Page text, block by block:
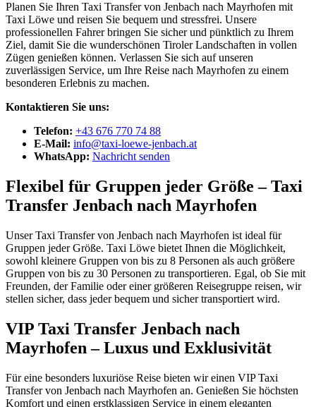
Planen Sie Ihren Taxi Transfer von Jenbach nach Mayrhofen mit
Taxi Löwe und reisen Sie bequem und stressfrei. Unsere
professionellen Fahrer bringen Sie sicher und pünktlich zu Ihrem
Ziel, damit Sie die wunderschönen Tiroler Landschaften in vollen
Zügen genießen können. Verlassen Sie sich auf unseren
zuverlässigen Service, um Ihre Reise nach Mayrhofen zu einem
besonderen Erlebnis zu machen.
Kontaktieren Sie uns:
Telefon: +43 676 770 74 88
E-Mail: info@taxi-loewe-jenbach.at
WhatsApp: Nachricht senden
Flexibel für Gruppen jeder Größe – Taxi
Transfer Jenbach nach Mayrhofen
Unser Taxi Transfer von Jenbach nach Mayrhofen ist ideal für
Gruppen jeder Größe. Taxi Löwe bietet Ihnen die Möglichkeit,
sowohl kleinere Gruppen von bis zu 8 Personen als auch größere
Gruppen von bis zu 30 Personen zu transportieren. Egal, ob Sie mit
Freunden, der Familie oder einer größeren Reisegruppe reisen, wir
stellen sicher, dass jeder bequem und sicher transportiert wird.
VIP Taxi Transfer Jenbach nach
Mayrhofen – Luxus und Exklusivität
Für eine besonders luxuriöse Reise bieten wir einen VIP Taxi
Transfer von Jenbach nach Mayrhofen an. Genießen Sie höchsten
Komfort und einen erstklassigen Service in einem eleganten